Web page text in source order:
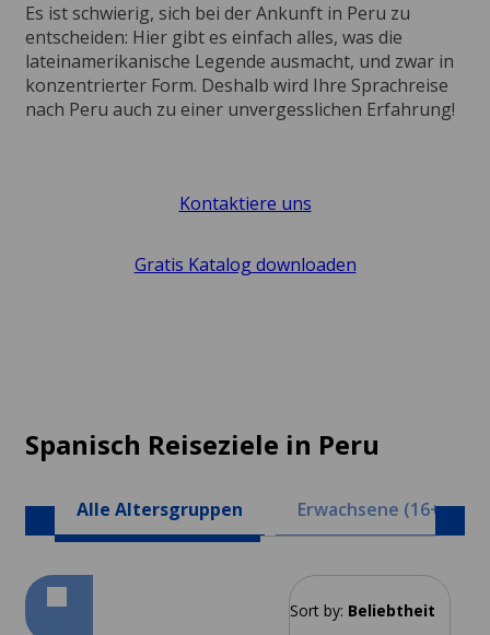
Es ist schwierig, sich bei der Ankunft in Peru zu
entscheiden: Hier gibt es einfach alles, was die
lateinamerikanische Legende ausmacht, und zwar in
konzentrierter Form. Deshalb wird Ihre Sprachreise
nach Peru auch zu einer unvergesslichen Erfahrung!
Kontaktiere uns
Gratis Katalog downloaden
Spanisch Reiseziele in Peru
Alle Altersgruppen Erwachsene (16+)
Sort by: Beliebtheit